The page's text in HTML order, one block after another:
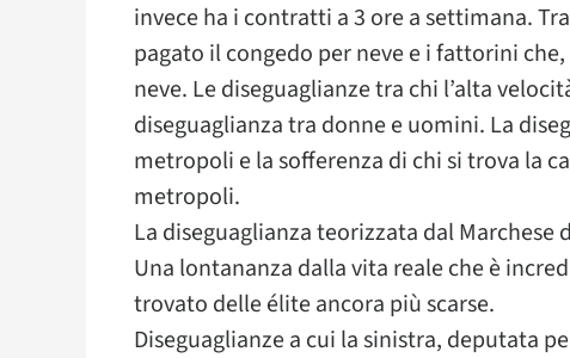
invece ha i contratti a 3 ore a settimana.
pagato il congedo per neve e i fattorini
neve. Le diseguaglianze tra chi l’alta
diseguaglianza tra donne e uomini. La
metropoli e la sofferenza di chi si trova la
metropoli.
La diseguaglianza teorizzata dal Marchese
Una lontananza dalla vita reale che è
trovato delle élite ancora più scarse.
Diseguaglianze a cui la sinistra, deputata